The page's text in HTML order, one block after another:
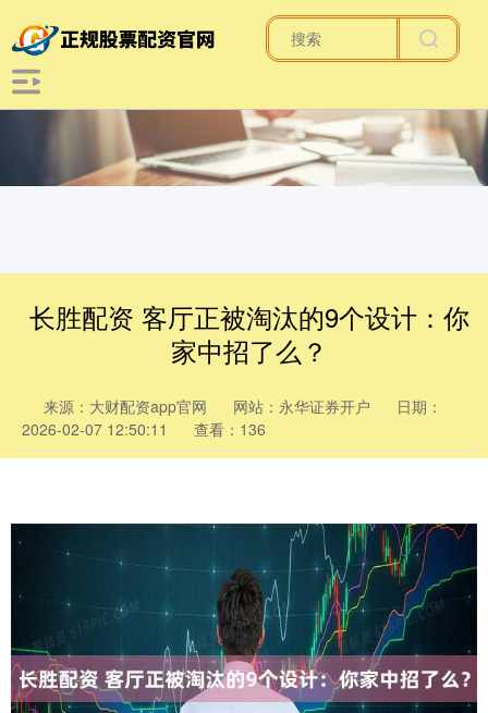
长胜配资 客厅正被淘汰的9个设计：你
家中招了么？
来源：大财配资app官网 网站：永华证券开户
日期：
2026-02-07 12:50:11
查看：136